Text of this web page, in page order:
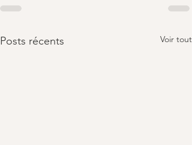
Posts récents Voir tout